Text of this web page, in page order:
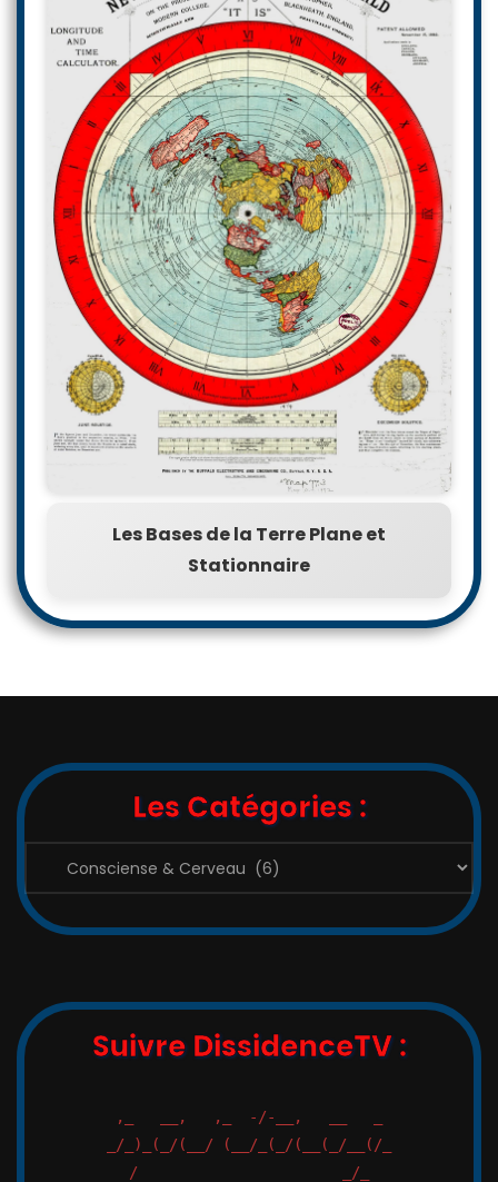
Les Bases de la Terre Plane et
Stationnaire
Les Catégories :
Catégories
Suivre DissidenceTV :
,_   __,   ,_  -/-__,   __   _
_/_)_(_/(__/ (__/_(_/(__(_/__(/_
/                       _/_